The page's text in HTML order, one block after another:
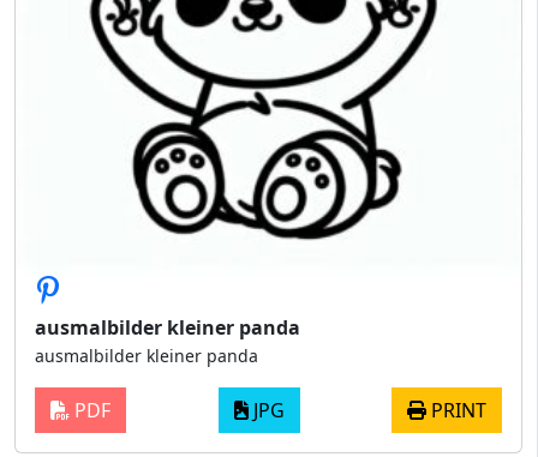
ausmalbilder kleiner panda
ausmalbilder kleiner panda
PDF JPG PRINT